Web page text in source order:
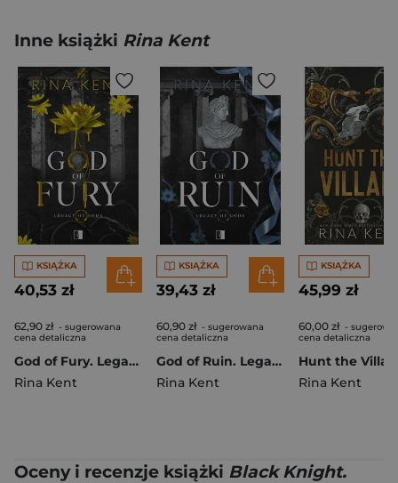
Inne książki Rina Kent
KSIĄŻKA
40,53 zł
62,90 zł - sugerowana
cena detaliczna
God of Fury. Legacy of Gods Tom 5
Rina Kent
KSIĄŻKA
39,43 zł
60,90 zł - sugerowana
cena detaliczna
God of Ruin. Legacy of Gods. Tom 4
Rina Kent
KSIĄŻKA
45,99 zł
60,00 zł -
cena detaliczna
Hunt the
Rina Kent
Oceny i recenzje książki Black Knight.